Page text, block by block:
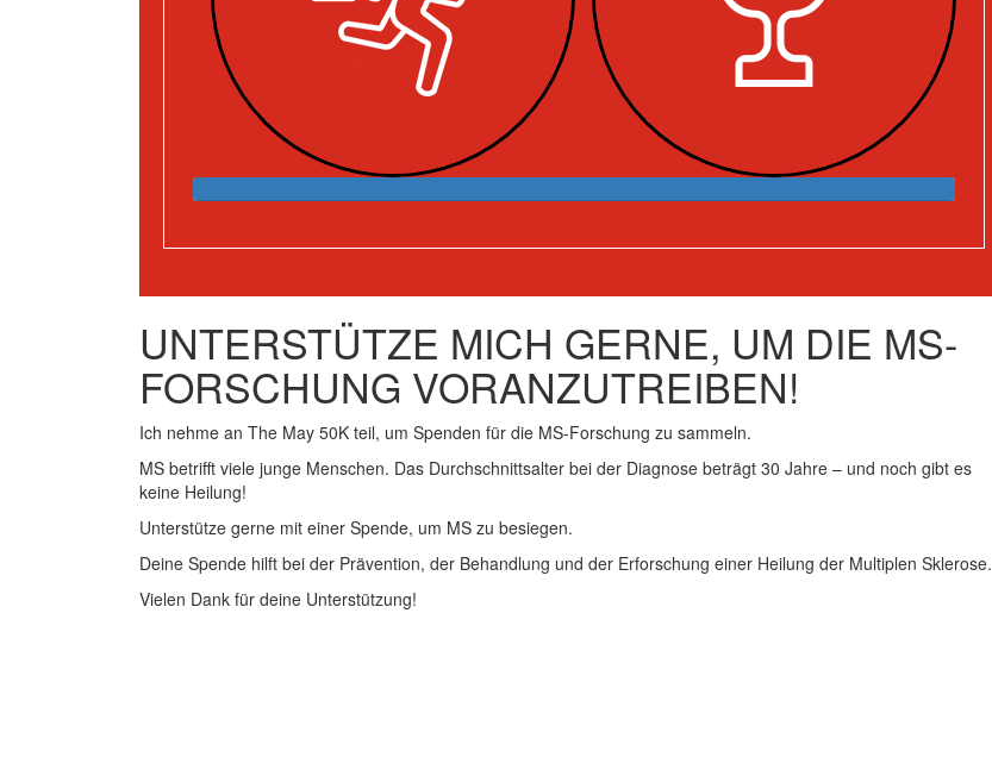
UNTERSTÜTZE MICH GERNE, UM DIE MS-
FORSCHUNG VORANZUTREIBEN!
Ich nehme an The May 50K teil, um Spenden für die MS-Forschung zu sammeln.
MS betrifft viele junge Menschen. Das Durchschnittsalter bei der Diagnose beträgt 30 Jahre – und noch gibt es
keine Heilung!
Unterstütze gerne mit einer Spende, um MS zu besiegen.
Deine Spende hilft bei der Prävention, der Behandlung und der Erforschung einer Heilung der Multiplen Sklerose.
Vielen Dank für deine Unterstützung!